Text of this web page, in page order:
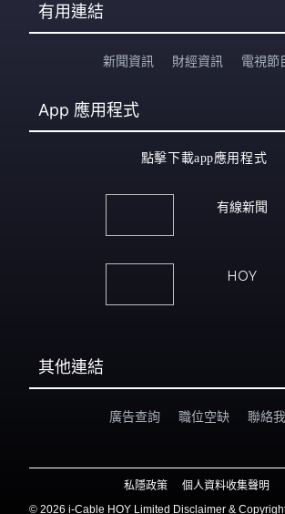
有用連結
新聞資訊 財經資訊 電視節
App 應用程式
點擊下載app應用程式
有線新聞
HOY
其他連結
廣告查詢 職位空缺 聯絡
私隱政策
個人資料收集聲明
© 2026 i-Cable HOY Limited Disclaimer &